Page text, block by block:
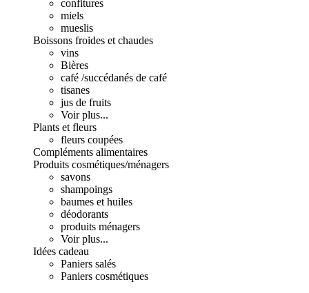
confitures
miels
mueslis
Boissons froides et chaudes
vins
Bières
café /succédanés de café
tisanes
jus de fruits
Voir plus...
Plants et fleurs
fleurs coupées
Compléments alimentaires
Produits cosmétiques/ménagers
savons
shampoings
baumes et huiles
déodorants
produits ménagers
Voir plus...
Idées cadeau
Paniers salés
Paniers cosmétiques